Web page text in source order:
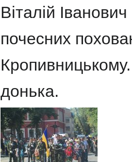
Віталій
почесних
донька.